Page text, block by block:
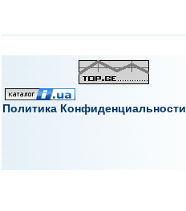
Политика Конфиденциальности